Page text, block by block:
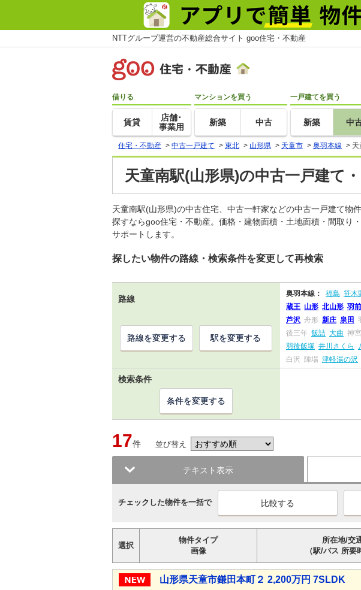
NTTグループ運営の不動産総合サイト goo住宅・不動産
借りる
賃貸
店舗･
事業用
マンションを買う
新築 中古
一戸建てを買う
新築 中
住宅・不動産 > 中古一戸建て > 東北 > 山形県 > 天童市 > 奥羽本線 >
天童南駅(山形県)の中古一戸建て
天童南駅(山形県)の中古住宅、中古一軒家などの中古一戸建て物
探すならgoo住宅・不動産。価格・建物面積・土地面積・間取り
サポートします。
探したい物件の路線・検索条件を変更して再検索
路線
奥羽本線： 福島 笹木
蔵王 山形 北山形 羽
芦沢 舟形 新庄 泉田
後三年 飯詰 大曲 神
羽後飯塚 井川さくら
白沢
陣場 津軽湯の沢
路線を変更する 駅を変更する
検索条件
条件を変更する
17件 並び替え
テキスト表示
チェックした物件を一括で
選択
物件タイプ
画像
所在地/交
（駅/バス 所要
山形県天童市鎌田本町２ 2,200万円 7SLDK